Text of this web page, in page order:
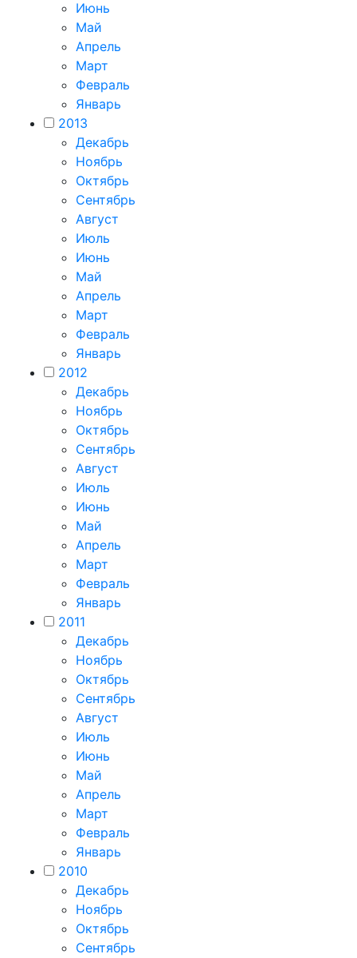
Июнь
Май
Апрель
Март
Февраль
Январь
2013
Декабрь
Ноябрь
Октябрь
Сентябрь
Август
Июль
Июнь
Май
Апрель
Март
Февраль
Январь
2012
Декабрь
Ноябрь
Октябрь
Сентябрь
Август
Июль
Июнь
Май
Апрель
Март
Февраль
Январь
2011
Декабрь
Ноябрь
Октябрь
Сентябрь
Август
Июль
Июнь
Май
Апрель
Март
Февраль
Январь
2010
Декабрь
Ноябрь
Октябрь
Сентябрь